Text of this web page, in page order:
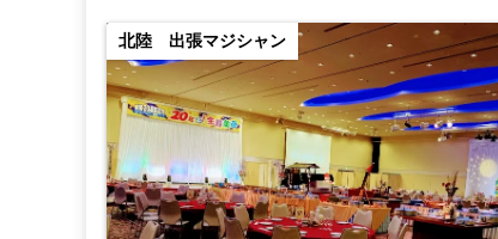
北陸 出張マジシャン